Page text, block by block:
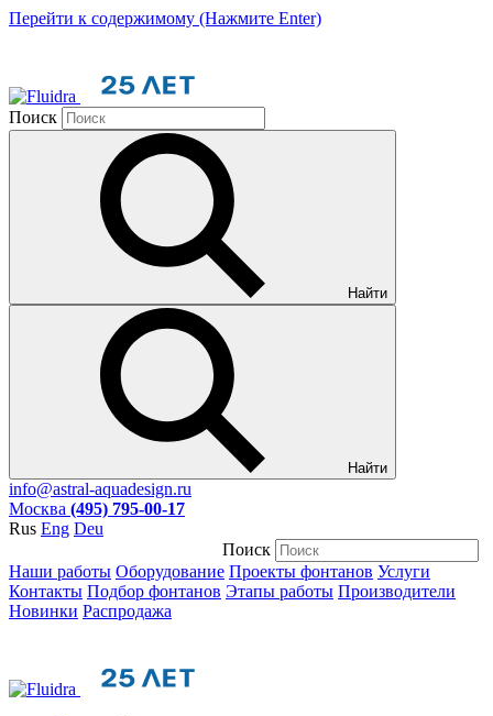
Перейти к содержимому (Нажмите Enter)
Поиск
Найти
Найти
info@astral-aquadesign.ru
Москва (495) 795-00-17
Rus Eng Deu
Поиск
Наши работы Оборудование Проекты фонтанов Услуги
Контакты Подбор фонтанов Этапы работы Производители
Новинки Распродажа